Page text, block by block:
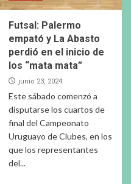
Futsal: Palermo
empató y La Abasto
perdió en el inicio de
los “mata mata”
junio 23, 2024
Este sábado comenzó a
disputarse los cuartos de
final del Campeonato
Uruguayo de Clubes, en los
que los representantes
del...